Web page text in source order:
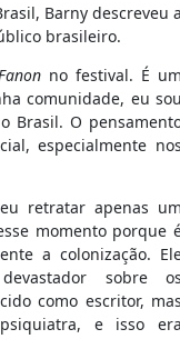
Barny descreveu a
brasileiro.
no festival. É um
comunidade, eu
Brasil. O
especialmente nos
retratar apenas um
momento porque
a colonização.
sobre
como escritor, mas
e isso era